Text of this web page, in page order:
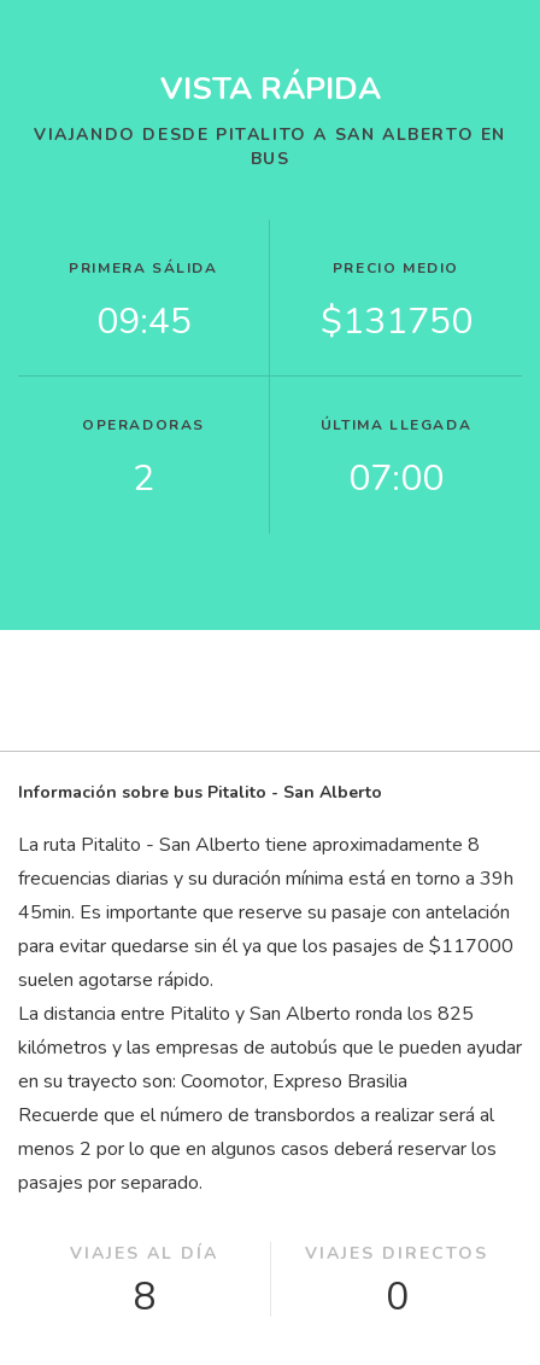
VISTA RÁPIDA
VIAJANDO DESDE PITALITO A SAN ALBERTO EN
BUS
PRIMERA SÁLIDA
09:45
PRECIO MEDIO
$131750
OPERADORAS
2
ÚLTIMA LLEGADA
07:00
Información sobre bus Pitalito - San Alberto
La ruta Pitalito - San Alberto tiene aproximadamente 8
frecuencias diarias y su duración mínima está en torno a 39h
45min. Es importante que reserve su pasaje con antelación
para evitar quedarse sin él ya que los pasajes de $117000
suelen agotarse rápido.
La distancia entre Pitalito y San Alberto ronda los 825
kilómetros y las empresas de autobús que le pueden ayudar
en su trayecto son: Coomotor, Expreso Brasilia
Recuerde que el número de transbordos a realizar será al
menos 2 por lo que en algunos casos deberá reservar los
pasajes por separado.
VIAJES AL DÍA
8
VIAJES DIRECTOS
0